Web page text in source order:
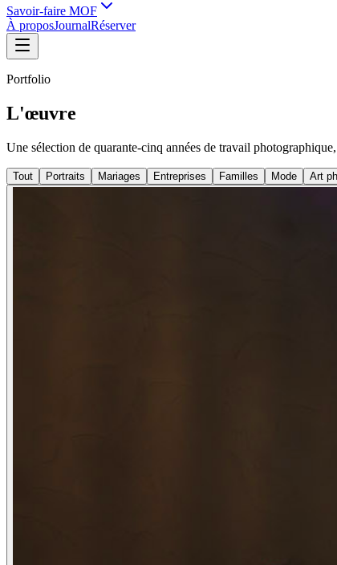
Savoir-faire MOF
À proposJournalRéserver
Portfolio
L'œuvre
Une sélection de quarante-cinq années de travail
Tout Portraits Mariages Entreprises Familles Mode Art